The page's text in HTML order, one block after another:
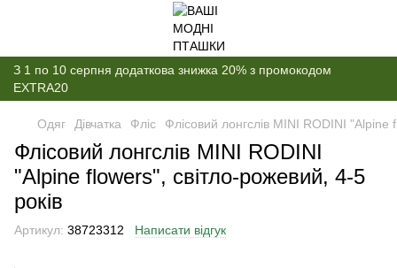
З 1 по 10 серпня додаткова знижка 20% з промокодом
EXTRA20
Одяг Дівчатка Фліс Флісовий лонгслів MINI RODINI "Alpine
Флісовий лонгслів MINI RODINI
"Alpine flowers", світло-рожевий, 4-5
років
Артикул: 38723312 Написати відгук